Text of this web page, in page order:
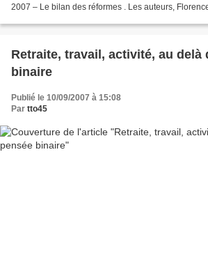
2007 – Le bilan des réformes . Les auteurs,
Retraite, travail, activité, au delà
binaire
Publié le 10/09/2007 à 15:08
Par tto45